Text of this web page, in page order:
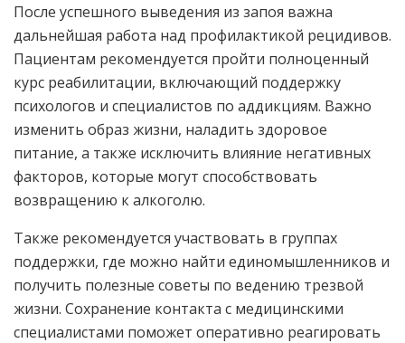
После успешного выведения из запоя важна
дальнейшая работа над профилактикой рецидивов.
Пациентам рекомендуется пройти полноценный
курс реабилитации, включающий поддержку
психологов и специалистов по аддикциям. Важно
изменить образ жизни, наладить здоровое
питание, а также исключить влияние негативных
факторов, которые могут способствовать
возвращению к алкоголю.
Также рекомендуется участвовать в группах
поддержки, где можно найти единомышленников и
получить полезные советы по ведению трезвой
жизни. Сохранение контакта с медицинскими
специалистами поможет оперативно реагировать